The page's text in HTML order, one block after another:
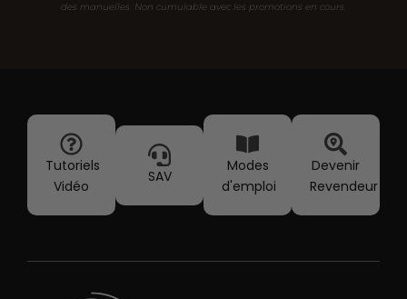
des manuelles. Non cumulable avec les promotions en cours.
Tutoriels
Vidéo
SAV
Modes
d'emploi
Devenir
Revendeur